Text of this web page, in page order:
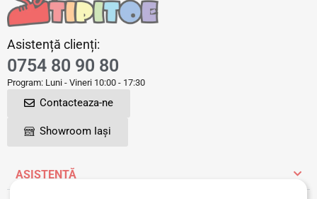
Asistență clienți:
0754 80 90 80
Program: Luni - Vineri 10:00 - 17:30
Contacteaza-ne
Showroom Iași
ASISTENȚĂ